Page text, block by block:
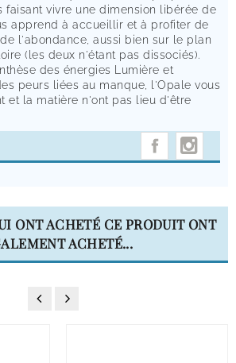
faisant vivre une dimension libérée de
apprend à accueillir et à profiter de
l'abondance, aussi bien sur le plan
(les deux n'étant pas dissociés).
des énergies Lumière et
peurs liées au manque, l'Opale vous
et la matière n'ont pas lieu d'être
ONT ACHETÉ CE PRODUIT ONT
ACHETÉ...